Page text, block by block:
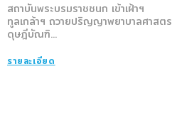
สถาบันพระบรมราชชนก เข้าเฝ้าฯ
ทูลเกล้าฯ ถวายปริญญาพยาบาลศาสตร
ดุษฎีบัณฑิ...
รายละเอียด